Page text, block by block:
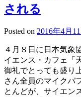
される
Posted on 2016年4月11
４月８日に日本気象
イエンス・カフェ「
御礼でとっても盛り
さん全員のマイク
とんどが、サイエン